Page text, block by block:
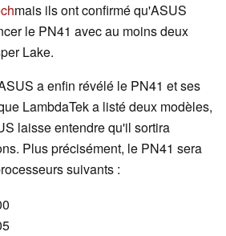
mais ils ont confirmé qu'ASUS
le PN41 avec au moins deux
Lake.
a enfin révélé le PN41 et ses
LambdaTek a listé deux modèles,
laisse entendre qu'il sortira
Plus précisément, le PN41 sera
suivants :